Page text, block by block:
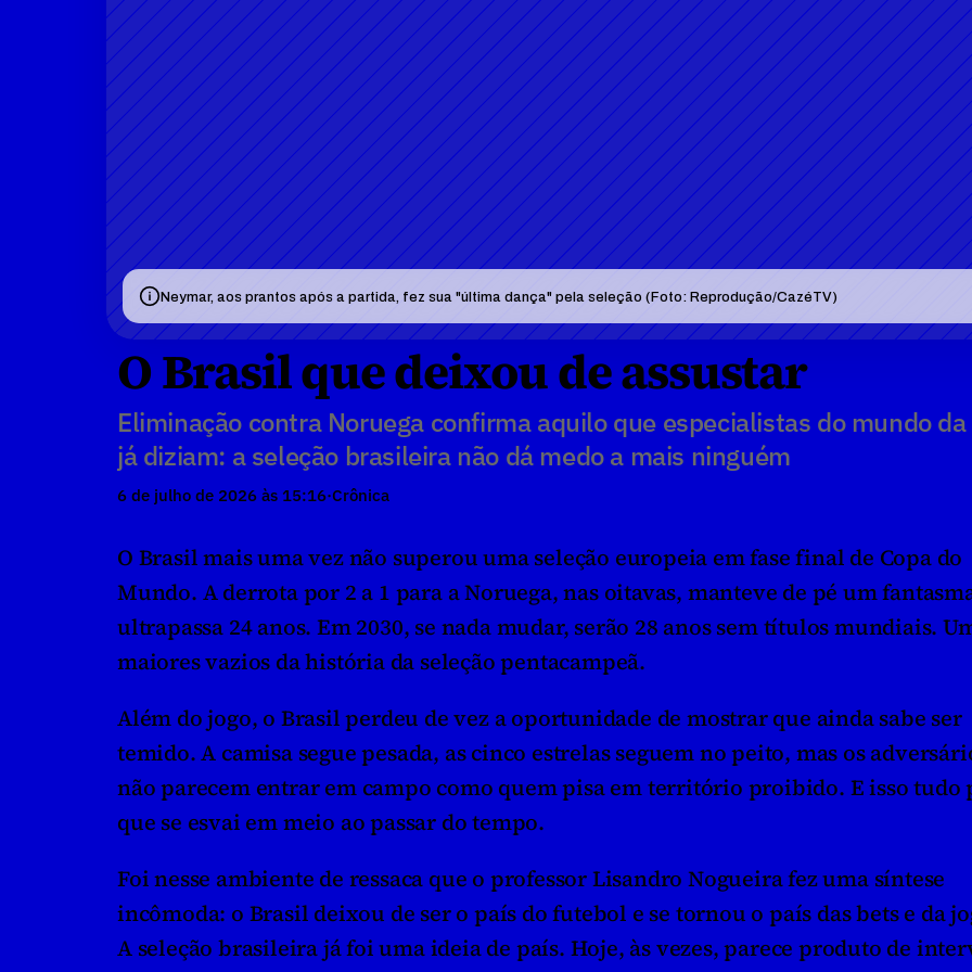
Neymar, aos prantos após a partida, fez sua "última dança" pela seleção (Foto: Reprodução/CazéTV)
O Brasil que deixou de assustar
Eliminação contra Noruega confirma aquilo que especialistas do mundo
já diziam: a seleção brasileira não dá medo a mais ninguém
6 de julho de 2026 às 15:16·Crônica
O Brasil mais uma vez não superou uma seleção europeia em fase final de Copa do
Mundo. A derrota por 2 a 1 para a Noruega, nas oitavas, manteve de pé um
ultrapassa 24 anos. Em 2030, se nada mudar, serão 28 anos sem títulos mundiais.
maiores vazios da história da seleção pentacampeã.
Além do jogo, o Brasil perdeu de vez a oportunidade de mostrar que ainda sabe ser
temido. A camisa segue pesada, as cinco estrelas seguem no peito, mas os
não parecem entrar em campo como quem pisa em território proibido. E isso tudo
que se esvai em meio ao passar do tempo.
Foi nesse ambiente de ressaca que o professor Lisandro Nogueira fez uma síntese
incômoda: o Brasil deixou de ser o país do futebol e se tornou o país das bets e da
A seleção brasileira já foi uma ideia de país. Hoje, às vezes, parece produto de